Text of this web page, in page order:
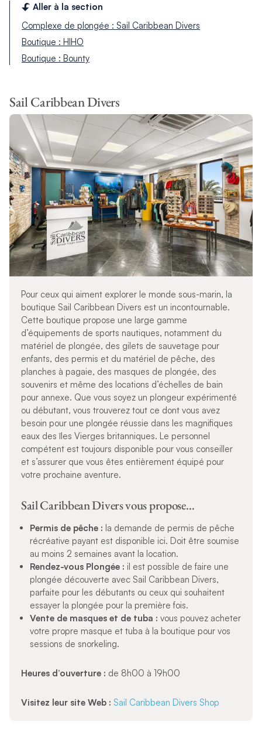
Aller à la section
Complexe de plongée : Sail Caribbean Divers
Boutique : HIHO
Boutique : Bounty
Sail Caribbean Divers
Pour ceux qui aiment explorer le monde sous-marin, la
boutique Sail Caribbean Divers est un incontournable.
Cette boutique propose une large gamme
d’équipements de sports nautiques, notamment du
matériel de plongée, des gilets de sauvetage pour
enfants, des permis et du matériel de pêche, des
planches à pagaie, des masques de plongée, des
souvenirs et même des locations d’échelles de bain
pour annexe. Que vous soyez un plongeur expérimenté
ou débutant, vous trouverez tout ce dont vous avez
besoin pour une plongée réussie dans les magnifiques
eaux des îles Vierges britanniques. Le personnel
compétent est toujours disponible pour vous conseiller
et s’assurer que vous êtes entièrement équipé pour
votre prochaine aventure.
Sail Caribbean Divers vous propose…
Permis de pêche : la demande de permis de pêche
récréative payant est disponible ici. Doit être soumise
au moins 2 semaines avant la location.
Rendez-vous Plongée : il est possible de faire une
plongée découverte avec Sail Caribbean Divers,
parfaite pour les débutants ou ceux qui souhaitent
essayer la plongée pour la première fois.
Vente de masques et de tuba : vous pouvez acheter
votre propre masque et tuba à la boutique pour vos
sessions de snorkeling.
Heures d’ouverture : de 8h00 à 19h00
Visitez leur site Web : Sail Caribbean Divers Shop